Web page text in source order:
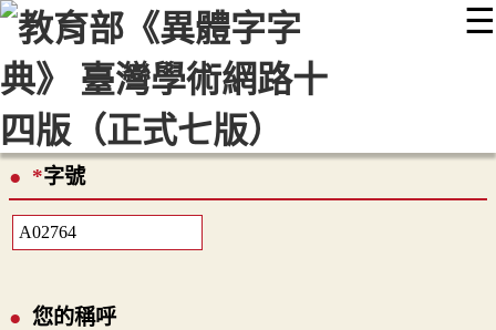
☰
::: 最新消息 常見問題 編輯說明
顯示模式
網站導覽
*字號
您的稱呼